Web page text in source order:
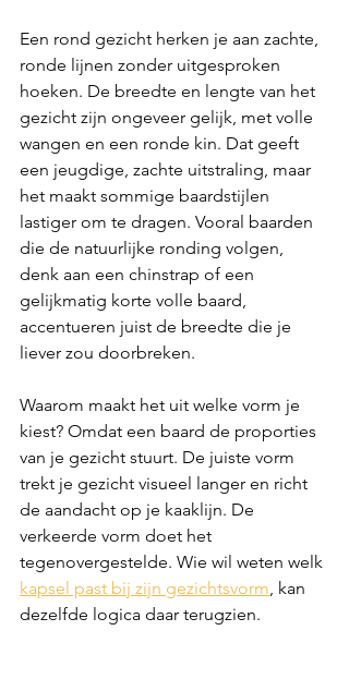
Een rond gezicht herken je aan zachte,
ronde lijnen zonder uitgesproken
hoeken. De breedte en lengte van het
gezicht zijn ongeveer gelijk, met volle
wangen en een ronde kin. Dat geeft
een jeugdige, zachte uitstraling, maar
het maakt sommige baardstijlen
lastiger om te dragen. Vooral baarden
die de natuurlijke ronding volgen,
denk aan een chinstrap of een
gelijkmatig korte volle baard,
accentueren juist de breedte die je
liever zou doorbreken.
Waarom maakt het uit welke vorm je
kiest? Omdat een baard de proporties
van je gezicht stuurt. De juiste vorm
trekt je gezicht visueel langer en richt
de aandacht op je kaaklijn. De
verkeerde vorm doet het
tegenovergestelde. Wie wil weten welk
kapsel past bij zijn gezichtsvorm, kan
dezelfde logica daar terugzien.